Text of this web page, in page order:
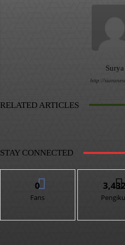
Surya
http://
RELATED ARTICLES
STAY CONNECTED
0
Fans
3,432